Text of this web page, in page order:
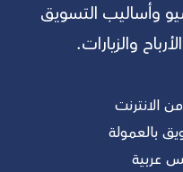
وأساليب التسويق
والزيارات.
الانترنت
بالعمولة
عربية